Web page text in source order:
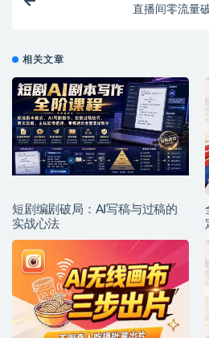
直播间零流量
相关文章
短剧编剧破局：AI写稿与过稿的
实战心法